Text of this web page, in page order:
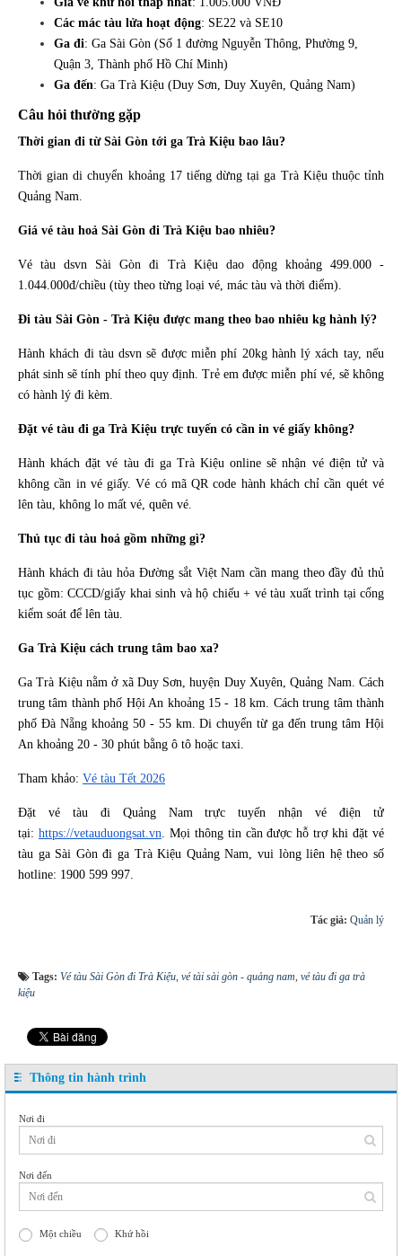
Các mác tàu lửa hoạt động: SE22 và SE10
Ga đi: Ga Sài Gòn (Số 1 đường Nguyễn Thông, Phường 9,
Quận 3, Thành phố Hồ Chí Minh)
Ga đến: Ga Trà Kiệu (Duy Sơn, Duy Xuyên, Quảng Nam)
Câu hỏi thường gặp
Thời gian đi từ Sài Gòn tới ga Trà Kiệu bao lâu?
Thời gian di chuyển khoảng 17 tiếng dừng tại ga Trà Kiệu thuộc tỉnh
Quảng Nam.
Giá vé tàu hoả Sài Gòn đi Trà Kiệu bao nhiêu?
Vé tàu dsvn Sài Gòn đi Trà Kiệu dao động khoảng 499.000 -
1.044.000đ/chiều (tùy theo từng loại vé, mác tàu và thời điểm).
Đi tàu Sài Gòn - Trà Kiệu được mang theo bao nhiêu kg hành lý?
Hành khách đi tàu dsvn sẽ được miễn phí 20kg hành lý xách tay, nếu
phát sinh sẽ tính phí theo quy định. Trẻ em được miễn phí vé, sẽ không
có hành lý đi kèm.
Đặt vé tàu đi ga Trà Kiệu trực tuyến có cần in vé giấy không?
Hành khách đặt vé tàu đi ga Trà Kiệu online sẽ nhận vé điện tử và
không cần in vé giấy. Vé có mã QR code hành khách chỉ cần quét vé
lên tàu, không lo mất vé, quên vé.
Thủ tục đi tàu hoả gồm những gì?
Hành khách đi tàu hỏa Đường sắt Việt Nam cần mang theo đầy đủ thủ
tục gồm: CCCD/giấy khai sinh và hộ chiếu + vé tàu xuất trình tại cổng
kiểm soát để lên tàu.
Ga Trà Kiệu cách trung tâm bao xa?
Ga Trà Kiệu nằm ở xã Duy Sơn, huyện Duy Xuyên, Quảng Nam. Cách
trung tâm thành phố Hội An khoảng 15 - 18 km. Cách trung tâm thành
phố Đà Nẵng khoảng 50 - 55 km. Di chuyển từ ga đến trung tâm Hội
An khoảng 20 - 30 phút bằng ô tô hoặc taxi.
Tham khảo: Vé tàu Tết 2026
Đặt vé tàu đi Quảng Nam trực tuyến nhận vé điện tử
tại: https://vetauduongsat.vn . Mọi thông tin cần được hỗ trợ khi đặt vé
tàu ga Sài Gòn đi ga Trà Kiệu Quảng Nam, vui lòng liên hệ theo số
hotline: 1900 599 997.
Tác giả: Quản lý
Tags: Vé tàu Sài Gòn đi Trà Kiệu vé tài sài gòn - quảng nam vé tàu đi ga trà
kiệu
Thông tin hành trình
Nơi đi
Nơi đến
Một chiều Khứ hồi